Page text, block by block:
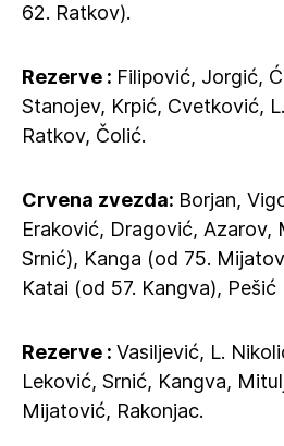
62. Ratkov).
Rezerve : Filipović, Jorgić,
Stanojev, Krpić, Cvetković,
Ratkov, Čolić.
Crvena zvezda: Borjan,
Eraković, Dragović, Azarov,
Srnić), Kanga (od 75.
Katai (od 57. Kangva),
Rezerve : Vasiljević, L.
Leković, Srnić, Kangva,
Mijatović, Rakonjac.